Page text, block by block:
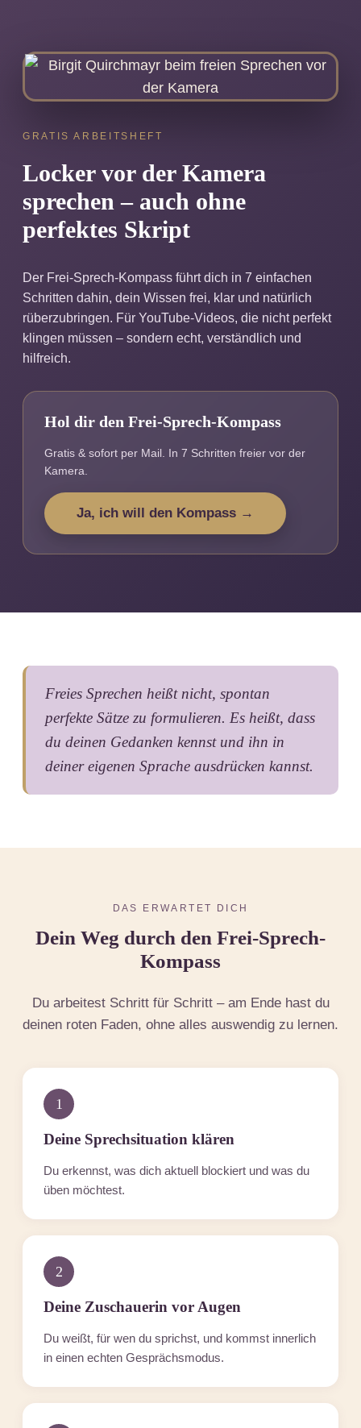
GRATIS ARBEITSHEFT
Locker vor der Kamera
sprechen – auch ohne
perfektes Skript
Der Frei-Sprech-Kompass führt dich in 7 einfachen
Schritten dahin, dein Wissen frei, klar und natürlich
rüberzubringen. Für YouTube-Videos, die nicht perfekt
klingen müssen – sondern echt, verständlich und
hilfreich.
Hol dir den Frei-Sprech-Kompass
Gratis & sofort per Mail. In 7 Schritten freier vor der
Kamera.
Ja, ich will den Kompass →
Freies Sprechen heißt nicht, spontan
perfekte Sätze zu formulieren. Es heißt, dass
du deinen Gedanken kennst und ihn in
deiner eigenen Sprache ausdrücken kannst.
DAS ERWARTET DICH
Dein Weg durch den Frei-Sprech-
Kompass
Du arbeitest Schritt für Schritt – am Ende hast du
deinen roten Faden, ohne alles auswendig zu lernen.
1
Deine Sprechsituation klären
Du erkennst, was dich aktuell blockiert und was du
üben möchtest.
2
Deine Zuschauerin vor Augen
Du weißt, für wen du sprichst, und kommst innerlich
in einen echten Gesprächsmodus.